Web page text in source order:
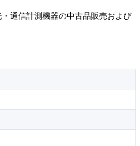
通信計測機器の中古品販売および